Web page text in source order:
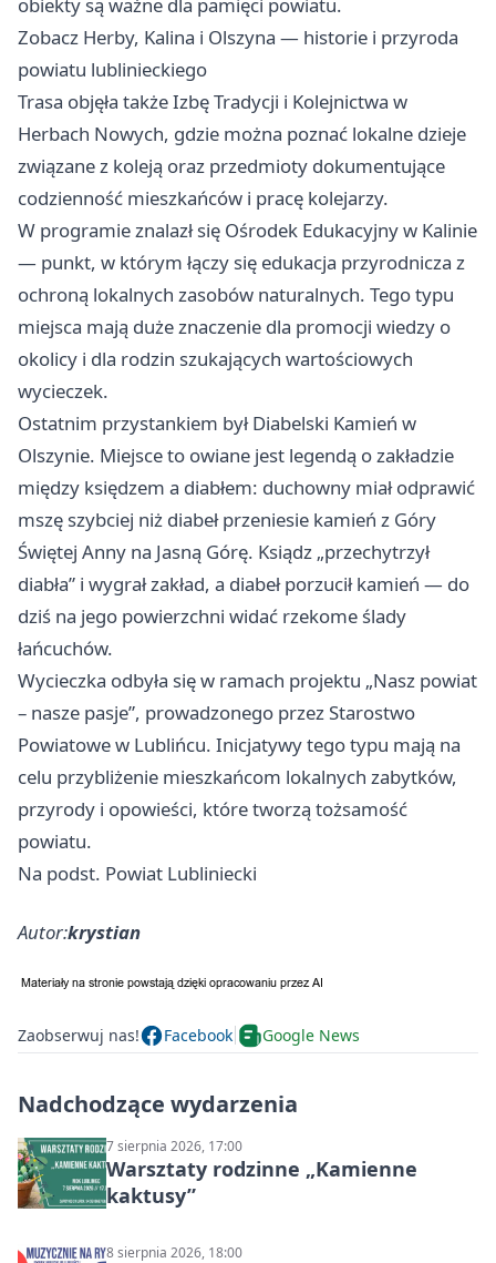
Zobacz Herby, Kalina i Olszyna — historie i przyroda
powiatu lublinieckiego
Trasa objęła także Izbę Tradycji i Kolejnictwa w
Herbach Nowych, gdzie można poznać lokalne dzieje
związane z koleją oraz przedmioty dokumentujące
codzienność mieszkańców i pracę kolejarzy.
W programie znalazł się Ośrodek Edukacyjny w Kalinie
— punkt, w którym łączy się edukacja przyrodnicza z
ochroną lokalnych zasobów naturalnych. Tego typu
miejsca mają duże znaczenie dla promocji wiedzy o
okolicy i dla rodzin szukających wartościowych
wycieczek.
Ostatnim przystankiem był Diabelski Kamień w
Olszynie. Miejsce to owiane jest legendą o zakładzie
między księdzem a diabłem: duchowny miał odprawić
mszę szybciej niż diabeł przeniesie kamień z Góry
Świętej Anny na Jasną Górę. Ksiądz „przechytrzył
diabła” i wygrał zakład, a diabeł porzucił kamień — do
dziś na jego powierzchni widać rzekome ślady
łańcuchów.
Wycieczka odbyła się w ramach projektu „Nasz powiat
– nasze pasje”, prowadzonego przez Starostwo
Powiatowe w Lublińcu. Inicjatywy tego typu mają na
celu przybliżenie mieszkańcom lokalnych zabytków,
przyrody i opowieści, które tworzą tożsamość
powiatu.
Na podst. Powiat Lubliniecki
Autor:krystian
Zaobserwuj nas! Facebook Google News
Nadchodzące wydarzenia
7 sierpnia 2026, 17:00
Warsztaty rodzinne „Kamienne
kaktusy”
8 sierpnia 2026, 18:00